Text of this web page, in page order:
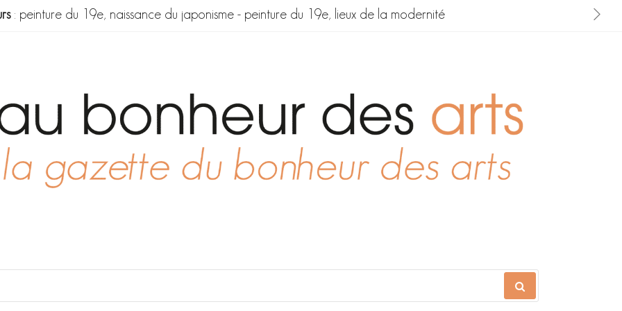
: peinture du 19e, naissance du japonisme- peinture du 19e, lieux de la modernité